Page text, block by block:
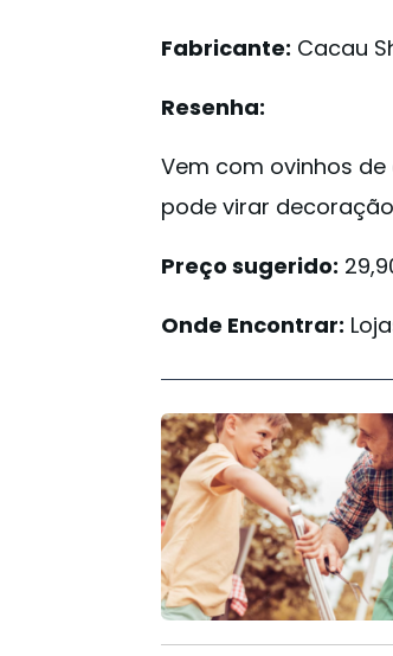
Fabricante: Cacau
Resenha:
Vem com ovinhos
pode virar
Preço sugerido:
Onde Encontrar: